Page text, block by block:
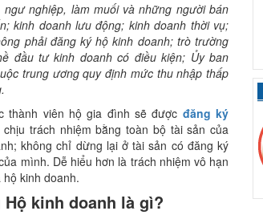
nghiệp, làm muối và những người bán
kinh doanh lưu động; kinh doanh thời vụ;
phải đăng ký hộ kinh doanh; trò trường
đầu tư kinh doanh có điều kiện; Ủy ban
trung ương quy định mức thu nhập thấp
thành viên hộ gia đình sẽ được đăng ký
chịu trách nhiệm bằng toàn bộ tài sản của
không chỉ dừng lại ở tài sản có đăng ký
mình. Dễ hiểu hơn là trách nhiệm vô hạn
kinh doanh.
kinh doanh là gì?